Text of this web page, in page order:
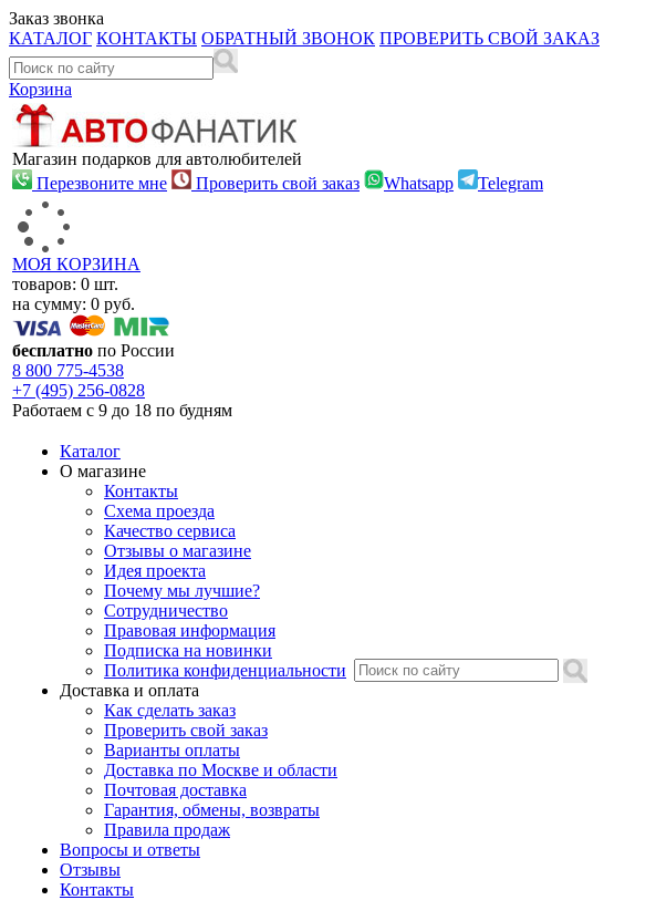
Заказ звонка
КАТАЛОГ КОНТАКТЫ ОБРАТНЫЙ ЗВОНОК ПРОВЕРИТЬ СВОЙ ЗАКАЗ
Корзина
Магазин подарков для автолюбителей
Перезвоните мне
Проверить свой заказ Whatsapp Telegram
МОЯ КОРЗИНА
товаров: 0 шт.
на сумму: 0 руб.
бесплатно по России
8 800 775-4538
+7 (495) 256-0828
Работаем с 9 до 18 по будням
Каталог
О магазине
Контакты
Схема проезда
Качество сервиса
Отзывы о магазине
Идея проекта
Почему мы лучшие?
Сотрудничество
Правовая информация
Подписка на новинки
Политика конфиденциальности
Доставка и оплата
Как сделать заказ
Проверить свой заказ
Варианты оплаты
Доставка по Москве и области
Почтовая доставка
Гарантия, обмены, возвраты
Правила продаж
Вопросы и ответы
Отзывы
Контакты